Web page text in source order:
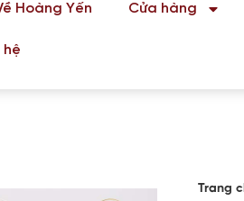
Hoàng Yến Cửa hàng
hệ
Trang